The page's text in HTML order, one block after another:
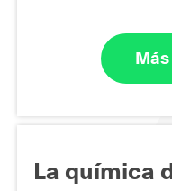
La química